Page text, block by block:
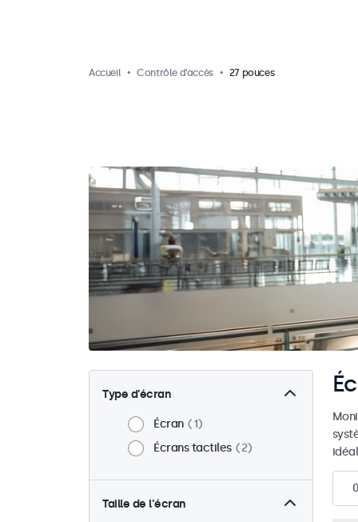
Accueil Contrôle d’accès 27 pouces
Type d’écran
Écran
1
Écrans tactiles
2
Taille de l'écran
0